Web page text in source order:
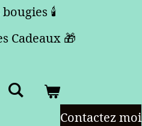
🕯️
Cadeaux 🎁
Contactez moi